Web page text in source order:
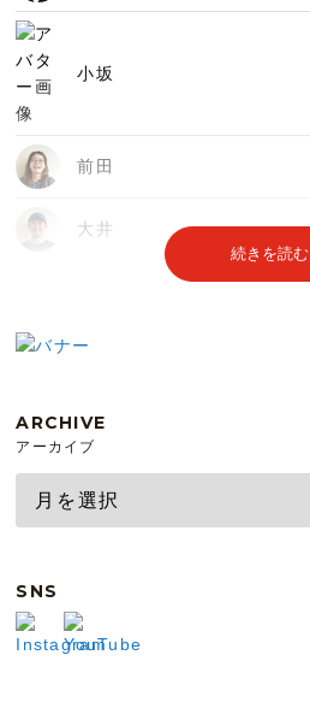
小坂
前田
大井
続きを読む
ARCHIVE
アーカイブ
SNS